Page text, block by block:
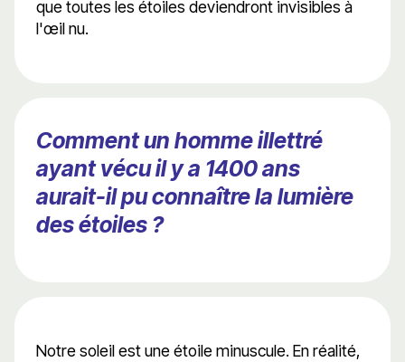
que toutes les étoiles deviendront invisibles à
l'œil nu.
Comment un homme illettré
ayant vécu il y a 1400 ans
aurait-il pu connaître la lumière
des étoiles ?
Notre soleil est une étoile minuscule. En réalité,